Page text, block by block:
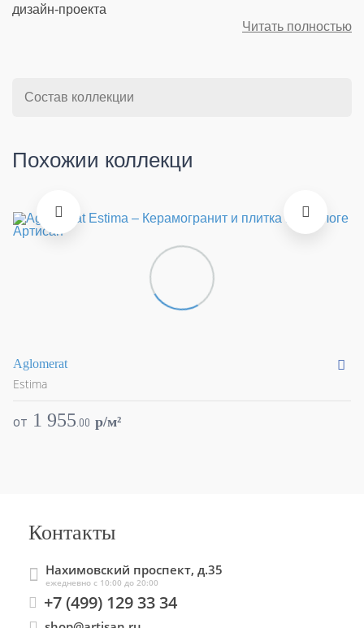
дизайн-проекта
Читать полностью
Состав коллекции
Похожии коллекци
Aglomerat
Estima
от 1 955 00 p/м²
Контакты
Нахимовский проспект, д.35
ежедневно с 10:00 до 20:00
+7 (499) 129 33 34